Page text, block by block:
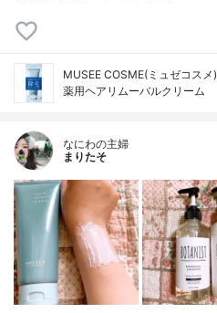
MUSEE COSME(ミュゼコスメ)
薬用ヘアリムーバルクリーム
なにわの主婦
まりたそ